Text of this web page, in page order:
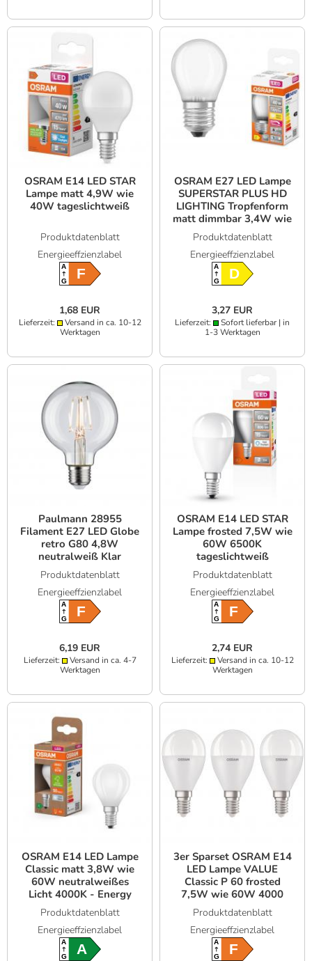
OSRAM E14 LED STAR
Lampe matt 4,9W wie
40W tageslichtweiß
Produktdatenblatt
Energieeffzienzlabel
A
GF
1,68 EUR
Lieferzeit:
Versand in ca. 10-12
Werktagen
OSRAM E27 LED Lampe
SUPERSTAR PLUS HD
LIGHTING Tropfenform
matt dimmbar 3,4W wie
40W warmweißes Licht
& hohe Farbwiedergabe
Produktdatenblatt
Energieeffzienzlabel
A
GD
3,27 EUR
Lieferzeit:
Sofort lieferbar | in
1-3 Werktagen
Paulmann 28955
Filament E27 LED Globe
retro G80 4,8W
neutralweiß Klar
Produktdatenblatt
Energieeffzienzlabel
A
GF
6,19 EUR
Lieferzeit:
Versand in ca. 4-7
Werktagen
OSRAM E14 LED STAR
Lampe frosted 7,5W wie
60W 6500K
tageslichtweiß
Produktdatenblatt
Energieeffzienzlabel
A
GF
2,74 EUR
Lieferzeit:
Versand in ca. 10-12
Werktagen
OSRAM E14 LED Lampe
Classic matt 3,8W wie
60W neutralweißes
Licht 4000K - Energy
efficiency class A
Produktdatenblatt
Energieeffzienzlabel
A
GA
3er Sparset OSRAM E14
LED Lampe VALUE
Classic P 60 frosted
7,5W wie 60W 4000
universalweiß
Produktdatenblatt
Energieeffzienzlabel
A
GF